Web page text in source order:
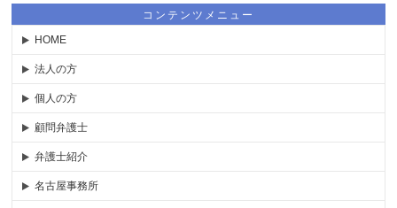
コンテンツメニュー
HOME
法人の方
個人の方
顧問弁護士
弁護士紹介
名古屋事務所